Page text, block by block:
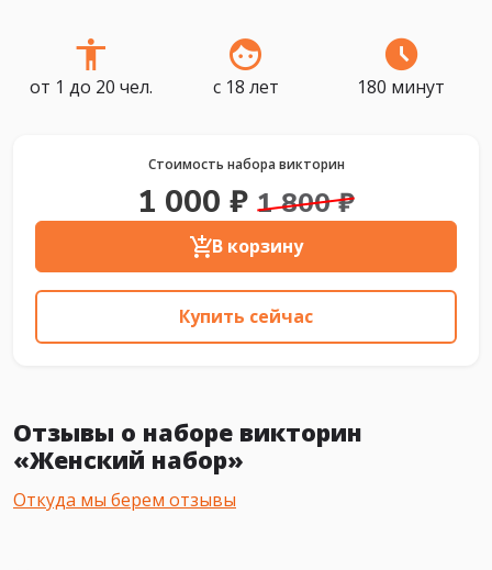
от 1 до 20 чел. с 18 лет 180 минут
Стоимость набора викторин
1 000 ₽ 1 800 ₽
В корзину
Купить сейчас
Отзывы о наборе викторин
«Женский набор»
Откуда мы берем отзывы